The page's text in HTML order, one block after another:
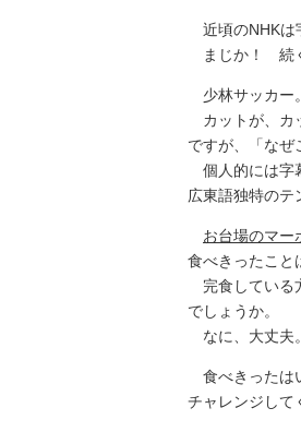
近頃のNHKは
まじか！ 続く
少林サッカー。
カットが、カ
ですが、「なぜ
個人的には字
広東語独特のテ
お台場のマー
食べきったこと
完食している
でしょうか。
なに、大丈夫
食べきったは
チャレンジして